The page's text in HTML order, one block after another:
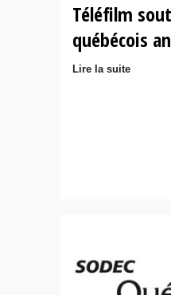
Téléfilm
québécois
Lire la suite